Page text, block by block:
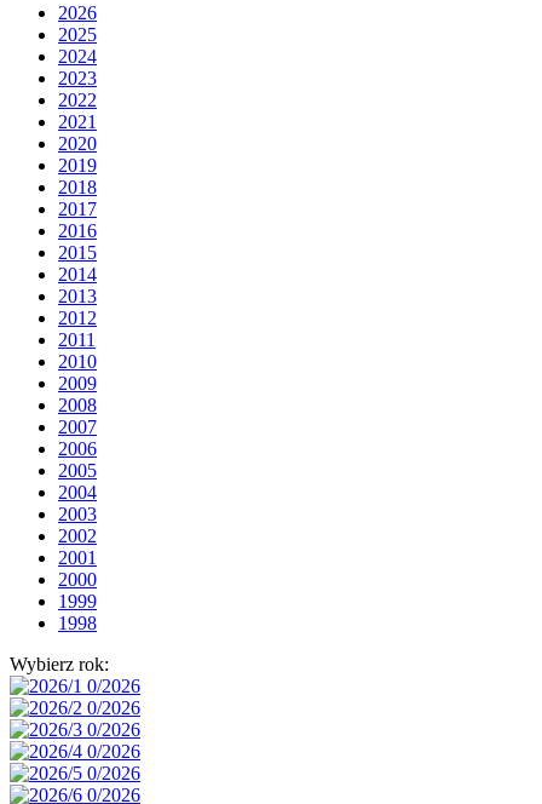
2026
2025
2024
2023
2022
2021
2020
2019
2018
2017
2016
2015
2014
2013
2012
2011
2010
2009
2008
2007
2006
2005
2004
2003
2002
2001
2000
1999
1998
Wybierz rok: